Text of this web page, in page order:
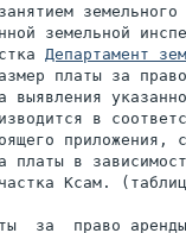
земельного
земельной
Департамент
|
+--------------------+----------+--------------------------------+
+--------------------+----------+--------------------------------+
|          1         |     2    |               3                |
+--------------------+----------+--------------------------------+
|         14         |    27 000|                                |
+--------------------+----------+--------------------------------+
|         15         |    27 000|                45 000          |
+--------------------+----------+--------------------------------+
|         16         |    35 000|                                |
+--------------------+----------+--------------------------------+
|         17         |    35 000|                45 000          |
+--------------------+----------+--------------------------------+
|         18         |    40 000|                                |
+--------------------+----------+--------------------------------+
|         19         |    25 000|               35 000           |
+--------------------+----------+--------------------------------+
|         20         |    19 000|                                |
+--------------------+----------+--------------------------------+
|         21         |    15 000|                                |
+--------------------+----------+--------------------------------+
|         22         |    15 000|                                |
+--------------------+----------+--------------------------------+
|         23         |    15 000|                                |
+--------------------+----------+--------------------------------+
|         24         |    15 000|               30 000           |
|--------------------+----------+--------------------------------+
|         25         |    15 000|               30 000           |
+--------------------+----------+--------------------------------+
|         26         |    15 000|               30 000           |
+--------------------+----------+--------------------------------+
|         27         |    12 500|               30 000           |
+--------------------+----------+--------------------------------+
|         28         |    12 500|               30 000           |
+--------------------+----------+--------------------------------+
|         29         |    12 500|               30 000           |
+--------------------+----------+--------------------------------+
|         30         |    15 000|               30 000           |
+--------------------+----------+--------------------------------+
|         31         |    19 000|               30 000           |
+--------------------+----------+--------------------------------+
|         32         |    19 000|                                |
+--------------------+----------+--------------------------------+
+--------------------+----------+--------------------------------+
|          1         |     2    |               3                |
+--------------------+----------+--------------------------------+
|         33         |    19 000|                                |
+--------------------+----------+--------------------------------+
|         34         |    19 000|                                |
+--------------------+----------+--------------------------------+
|         35         |    12 000|                                |
+--------------------+----------+--------------------------------+
|         36         |    12 000|                                |
+--------------------+----------+--------------------------------+
|         37         |    11 000|                                |
+--------------------+----------+--------------------------------+
|         38         |    11 000|                                |
+--------------------+----------+--------------------------------+
|         39         |    12 000|                                |
+--------------------+----------+--------------------------------+
|         40         |    12 000|                                |
+--------------------+----------+--------------------------------+
|         41         |    11 000|                                |
+--------------------+----------+--------------------------------+
|         42